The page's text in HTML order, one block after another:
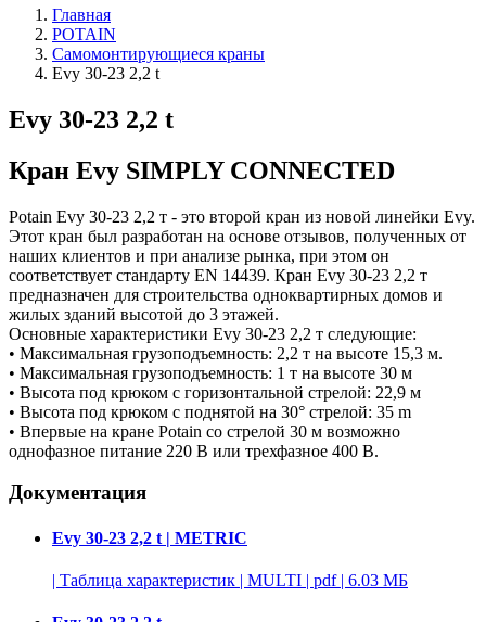
Главная
POTAIN
Самомонтирующиеся краны
Evy 30-23 2,2 t
Evy 30-23 2,2 t
Кран Evy SIMPLY CONNECTED
Potain Evy 30-23 2,2 т - это второй кран из новой линейки Evy.
Этот кран был разработан на основе отзывов, полученных от
наших клиентов и при анализе рынка, при этом он
соответствует стандарту EN 14439. Кран Evy 30-23 2,2 т
предназначен для строительства одноквартирных домов и
жилых зданий высотой до 3 этажей.
Основные характеристики Evy 30-23 2,2 т следующие:
• Максимальная грузоподъемность: 2,2 т на высоте 15,3 м.
• Максимальная грузоподъемность: 1 т на высоте 30 м
• Высота под крюком с горизонтальной стрелой: 22,9 м
• Высота под крюком с поднятой на 30° стрелой: 35 m
• Впервые на кране Potain со стрелой 30 м возможно
однофазное питание 220 В или трехфазное 400 В.
Документация
Evy 30-23 2,2 t | METRIC
| Таблица характеристик | MULTI | pdf | 6.03 МБ